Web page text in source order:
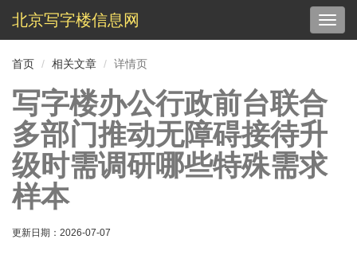
切
换
北京写字楼信息网
首页 相关文章 详情页
写字楼办公行政前台联合
多部门推动无障碍接待升
级时需调研哪些特殊需求
样本
更新日期： 2026-07-07